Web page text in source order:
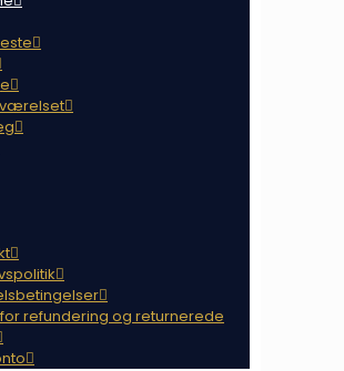
værelset
refundering og returnerede